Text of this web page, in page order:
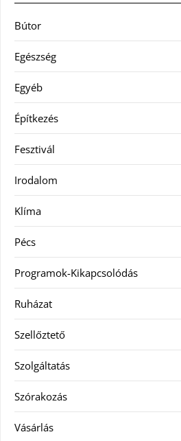
Bútor
Egészség
Egyéb
Építkezés
Fesztivál
Irodalom
Klíma
Pécs
Programok-Kikapcsolódás
Ruházat
Szellőztető
Szolgáltatás
Szórakozás
Vásárlás